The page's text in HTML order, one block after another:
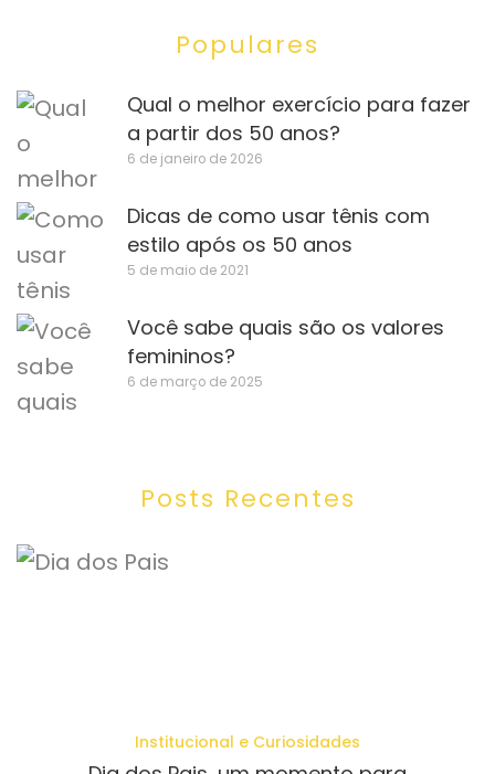
Populares
Qual o melhor exercício para fazer
a partir dos 50 anos?
6 de janeiro de 2026
Dicas de como usar tênis com
estilo após os 50 anos
5 de maio de 2021
Você sabe quais são os valores
femininos?
6 de março de 2025
Posts Recentes
Institucional e Curiosidades